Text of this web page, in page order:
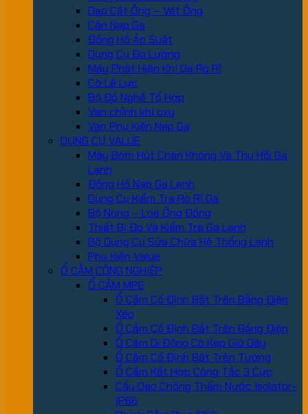
Dao Cắt Ống – Vét Ống
Cân Nạp Ga
Đồng Hồ Áp Suất
Dụng Cụ Đo Lường
Máy Phát Hiện Khí Ga Rò Rỉ
Cờ Lê Lực
Bộ Đồ Nghề Tổ Hợp
Van chỉnh khí oxy
Van Phụ Kiện Nạp Ga
DỤNG CỤ VALUE
Máy Bơm Hút Chân Không Và Thu Hồi Ga
Lạnh
Đồng Hồ Nạp Ga Lạnh
Dụng Cụ Kiểm Tra Rò Rỉ Ga
Bộ Nong – Loe Ống Đồng
Thiết Bị Đo Và Kiểm Tra Ga Lạnh
Bộ Dụng Cụ Sửa Chữa Hệ Thống Lạnh
Phụ Kiện Value
Ổ CẮM CÔNG NGHIỆP
Ổ CẮM MPE
Ổ Cắm Cố Định Bắt Trên Bảng Điện
Xéo
Ổ Cắm Cố Định Bắt Trên Bảng Điện
Ổ Cắm Di Động Có Kẹp Giữ Dây
Ổ Cắm Cố Định Bắt Trên Tường
Ổ Cắm Kết Hợp Công Tắc 3 Cực
Cầu Dao Chống Thấm Nước Isolator-
IP66